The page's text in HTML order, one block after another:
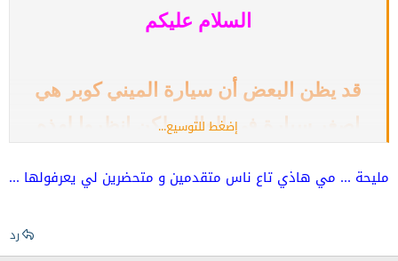
السلام عليكم
قد يظن البعض أن سيارة الميني كوبر هي
اصغر سيارة في العالم، لكن انظروا لهذه
إضغط للتوسيع...
مليحة ... مي هاذي تاع ناس متقدمين و متحضرين لي يعرفولها ...
رد